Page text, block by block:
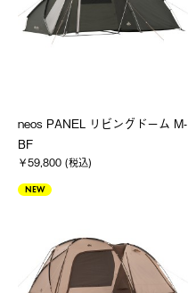
neos PANEL リビングドーム M-
BF
￥59,800 (税込)
NEW